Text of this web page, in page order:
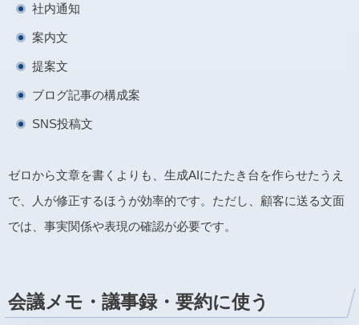
社内通知
案内文
提案文
ブログ記事の構成案
SNS投稿文
ゼロから文章を書くよりも、生成AIにたたき台を作らせたうえ
で、人が修正するほうが効率的です。ただし、顧客に送る文面
では、事実関係や表現の確認が必要です。
会議メモ・議事録・要約に使う